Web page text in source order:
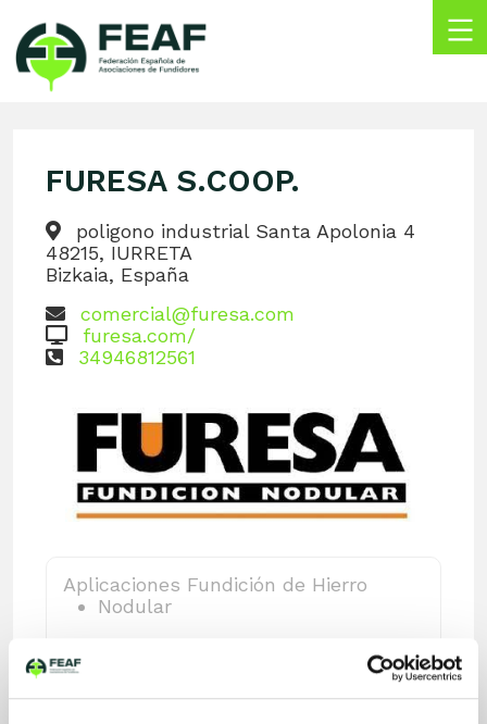
content
Asociaciones
Fundidores
FURESA S.COOP.
poligono industrial Santa Apolonia 4
48215, IURRETA
Bizkaia, España
comercial@furesa.com
furesa.com/
34946812561
Aplicaciones Fundición de Hierro
Nodular
Sectores Fundición de Hierro